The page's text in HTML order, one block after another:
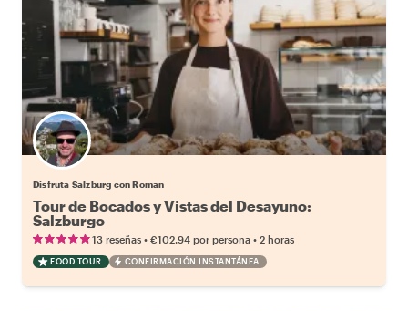
Disfruta Salzburg con Roman
Tour de Bocados y Vistas del Desayuno:
Salzburgo
13 reseñas • €102.94 por persona • 2 horas
FOOD TOUR CONFIRMACIÓN INSTANTÁNEA